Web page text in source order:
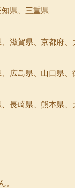
県、三重県
滋賀県、京都府
広島県、山口県
長崎県、熊本県
。